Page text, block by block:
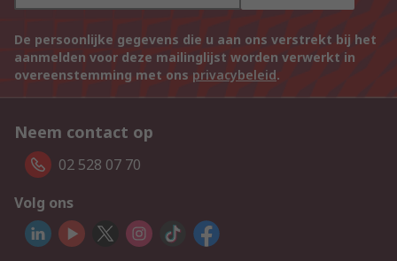
De persoonlijke gegevens die u aan ons verstrekt bij het
aanmelden voor deze mailinglijst worden verwerkt in
overeenstemming met ons privacybeleid.
Neem contact op
02 528 07 70
Volg ons